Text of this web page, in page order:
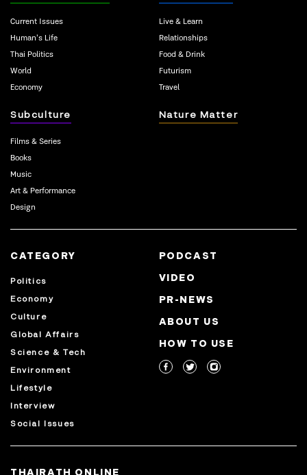
Current Issues
Human’s Life
Thai Politics
World
Economy
Live & Learn
Relationships
Food & Drink
Futurism
Travel
Subculture
Films & Series
Books
Music
Art & Performance
Design
Nature Matter
CATEGORY
Politics
Economy
Culture
Global Affairs
Science & Tech
Environment
Lifestyle
Interview
Social Issues
PODCAST
VIDEO
PR-NEWS
ABOUT US
HOW TO USE
THAIRATH ONLINE